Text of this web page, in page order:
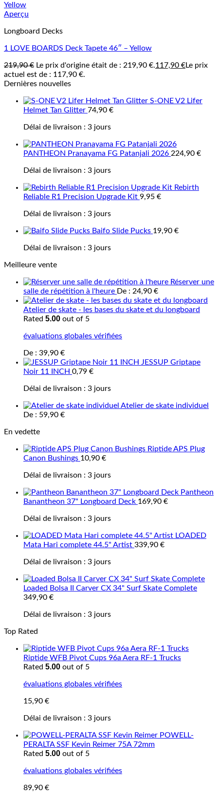
Aperçu
Longboard Decks
1 LOVE BOARDS Deck Tapete 46″ – Yellow
219,90€ Le prix d'origine était de : 219,90 €.117,90 €Le prix
actuel est de : 117,90 €.
Dernières nouvelles
S-ONE V2 Lifer
Helmet Tan Glitter 74,90 €
Délai de livraison : 3 jours
PANTHEON Pranayama FG Patanjali 2026 224,90 €
Délai de livraison : 3 jours
Rebirth
Reliable R1 Precision Upgrade Kit 9,95 €
Délai de livraison : 3 jours
Baifo Slide Pucks 19,90 €
Délai de livraison : 3 jours
Meilleure vente
Réserver une
salle de répétition à l'heure De : 24,90 €
Atelier de skate - les bases du skate et du longboard
Rated 5.00 out of 5
évaluations globales vérifiées
De : 39,90 €
JESSUP Griptape
Noir 11 INCH 0,79 €
Délai de livraison : 3 jours
Atelier de skate individuel
De : 59,90 €
En vedette
Riptide APS Plug
Canon Bushings 10,90 €
Délai de livraison : 3 jours
Pantheon
Banantheon 37" Longboard Deck 169,90 €
Délai de livraison : 3 jours
LOADED
Mata Hari complete 44.5" Artist 339,90 €
Délai de livraison : 3 jours
Loaded Bolsa II Carver CX 34" Surf Skate Complete
349,90 €
Délai de livraison : 3 jours
Top Rated
Riptide WFB Pivot Cups 96a Aera RF-1 Trucks
Rated 5.00 out of 5
évaluations globales vérifiées
15,90 €
Délai de livraison : 3 jours
POWELL-
PERALTA SSF Kevin Reimer 75A 72mm
Rated 5.00 out of 5
évaluations globales vérifiées
89,90 €